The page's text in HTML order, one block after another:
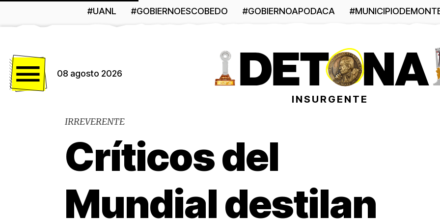
#UANL #GOBIERNOESCOBEDO #GOBIERNOAPODACA
08 agosto 2026
INSURGENTE
IRREVERENTE
Críticos del
Mundial destilan